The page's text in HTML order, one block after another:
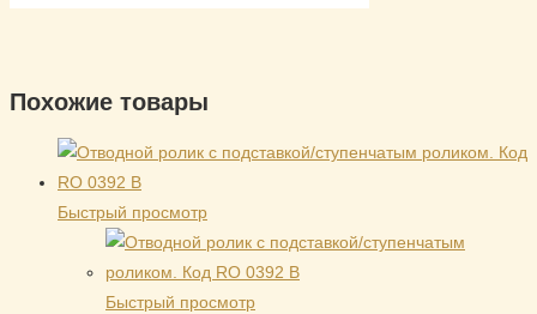
Похожие товары
Быстрый просмотр
Быстрый просмотр